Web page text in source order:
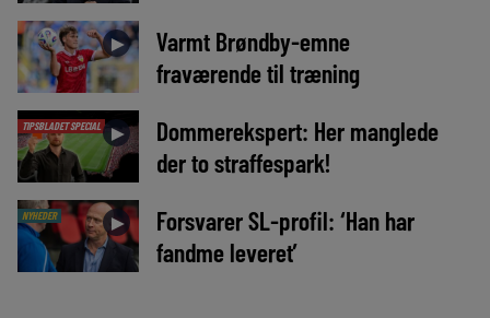
►
Varmt Brøndby-emne
fraværende til træning
TIPSBLADET SPECIAL ►
Dommerekspert: Her manglede
der to straffespark!
NYHEDER ►
Forsvarer SL-profil: ‘Han har
fandme leveret’